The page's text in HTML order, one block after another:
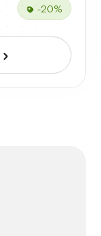
-20%